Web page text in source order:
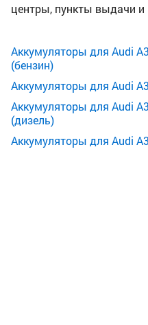
центры, пункты выдачи
Аккумуляторы для Audi
(бензин)
Аккумуляторы для Audi
Аккумуляторы для Audi
(дизель)
Аккумуляторы для Audi